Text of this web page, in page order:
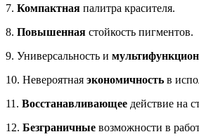
7. Компактная палитра красителя.
8. Повышенная стойкость пигментов.
9. Универсальность и
10. Невероятная экономичность в
11. Восстанавливающее действие на
12. Безграничные возможности в